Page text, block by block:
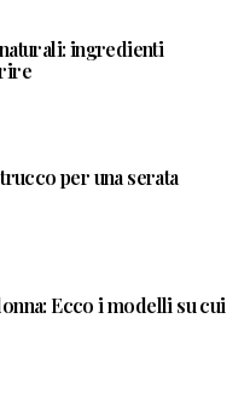
ingredienti
per una serata
Ecco i modelli su cui